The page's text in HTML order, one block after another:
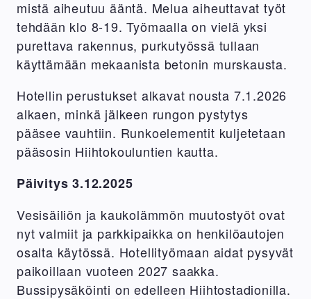
mistä aiheutuu ääntä. Melua aiheuttavat työt
tehdään klo 8-19. Työmaalla on vielä yksi
purettava rakennus, purkutyössä tullaan
käyttämään mekaanista betonin murskausta.
Hotellin perustukset alkavat nousta 7.1.2026
alkaen, minkä jälkeen rungon pystytys
pääsee vauhtiin. Runkoelementit kuljetetaan
pääsosin Hiihtokouluntien kautta.
Päivitys 3.12.2025
Vesisäiliön ja kaukolämmön muutostyöt ovat
nyt valmiit ja parkkipaikka on henkilöautojen
osalta käytössä. Hotellityömaan aidat pysyvät
paikoillaan vuoteen 2027 saakka.
Bussipysäköinti on edelleen Hiihtostadionilla.